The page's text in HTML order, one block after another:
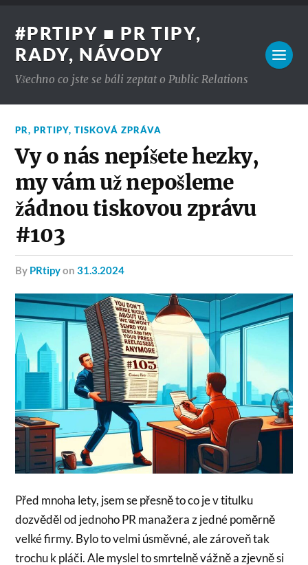
#PRTIPY ■ PR TIPY,
RADY, NÁVODY
Všechno co jste se báli zeptat o Public Relations
PR,PRTIPY,TISKOVÁ ZPRÁVA
Vy o nás nepíšete hezky,
my vám už nepošleme
žádnou tiskovou zprávu
#103
by PRtipyon31.3.2024
Před mnoha lety, jsem se přesně to co je v titulku
dozvěděl od jednoho PR manažera z jedné poměrně
velké firmy. Bylo to velmi úsměvné, ale zároveň tak
trochu k pláči. Ale myslel to smrtelně vážně a zjevně si